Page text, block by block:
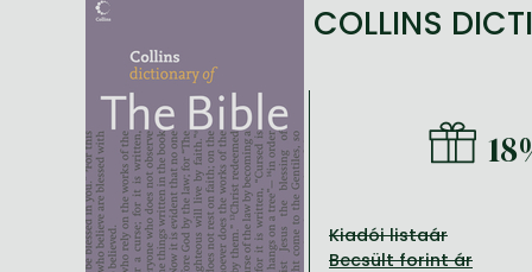
COLLINS
Kiadói listaár